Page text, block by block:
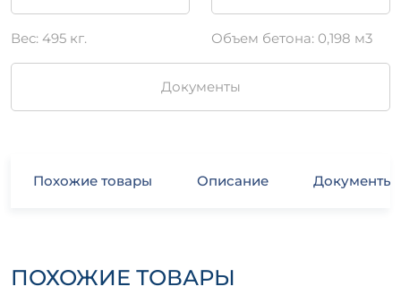
Вес: 495 кг. Объем бетона: 0,198 м3
Документы
Похожие товары Описание Документы
ПОХОЖИЕ ТОВАРЫ